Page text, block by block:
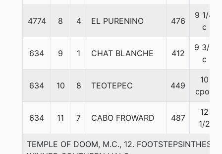
4774 8 4 EL PURENINO 476
9 1/4
c
634 9 1 CHAT BLANCHE 412
9 3/4
c
634 10 8 TEOTEPEC 449
10
cpos
634 11 7 CABO FROWARD 487
12
1/2
TEMPLE OF DOOM, M.C., 12.